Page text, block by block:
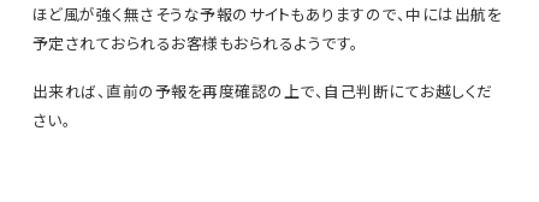
ほど風が強く無さそうな予報のサイトもありますので、中には出航を
予定されておられるお客様もおられるようです。
出来れば、直前の予報を再度確認の上で、自己判断にてお越しくだ
さい。